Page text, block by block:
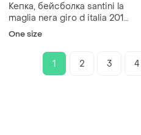
Кепка, бейсболка santini la
maglia nera giro d italia 2017
cap
One size
1 2 3 4